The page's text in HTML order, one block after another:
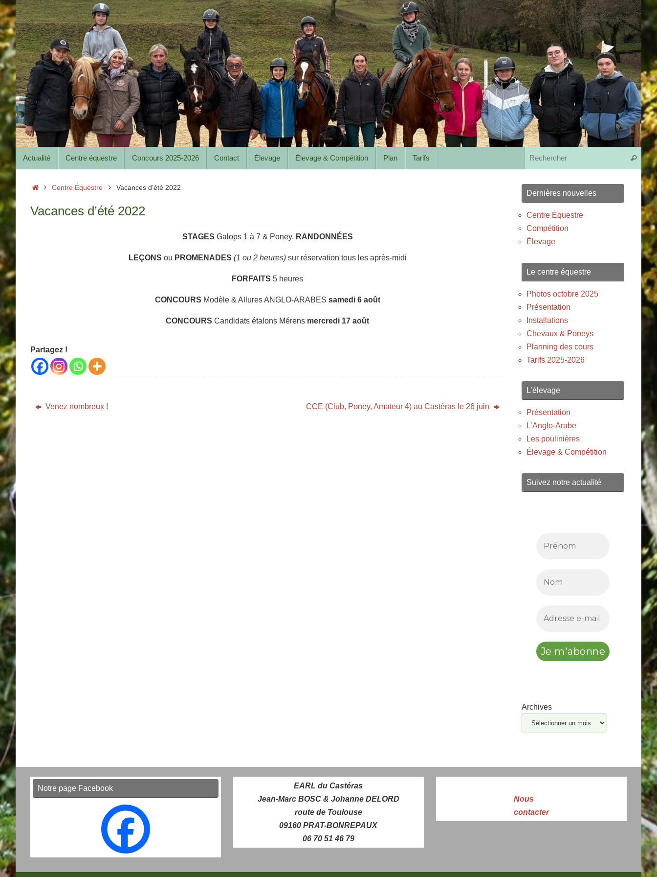
Passer
au
contenu
au
contenu
Actualité Centre équestre Concours 2025-2026 Contact Élevage Élevage & Compétition Plan Tarifs
AccueilCentre Équestre Vacances d’été 2022
Vacances d’été 2022
STAGES Galops 1 à 7 & Poney, RANDONNÉES
LEÇONS ou PROMENADES (1 ou 2 heures)sur réservation tous les après-midi
FORFAITS 5 heures
CONCOURS Modèle & Allures ANGLO-ARABES samedi 6 août
CONCOURS Candidats étalons Mérens mercredi 17 août
Partagez !
Venez nombreux ! CCE (Club, Poney, Amateur 4) au Castéras le 26 juin
Dernières nouvelles
Centre Équestre
Compétition
Élevage
Le centre équestre
Photos octobre 2025
Présentation
Installations
Chevaux & Poneys
Planning des cours
Tarifs 2025-2026
L’élevage
Présentation
L’Anglo-Arabe
Les poulinières
Élevage & Compétition
Suivez notre actualité
Archives
Notre page Facebook
EARL du Castéras
Jean-Marc BOSC & Johanne DELORD
route de Toulouse
09160 PRAT-BONREPAUX
06 70 51 46 79
Nous
contacter